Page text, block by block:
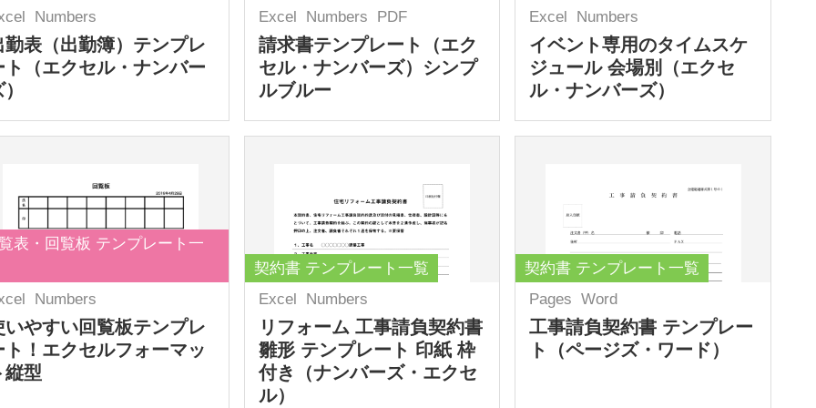
Numbers
勤表（出勤簿）テンプレ
ト（エクセル・ナンバー
Excel
Numbers PDF
請求書テンプレート（エク
セル・ナンバーズ）シンプ
ルブルー
Excel
Numbers
イベント専用のタイムスケ
ジュール 会場別（エクセ
ル・ナンバーズ）
表・回覧板 テンプレート一
Numbers
いやすい回覧板テンプレ
ト！エクセルフォーマッ
縦型
契約書 テンプレート一覧
Excel
Numbers
リフォーム 工事請負契約書
雛形 テンプレート 印紙 枠
付き（ナンバーズ・エクセ
ル）
契約書 テンプレート一覧
Pages Word
工事請負契約書 テンプレー
ト（ページズ・ワード）